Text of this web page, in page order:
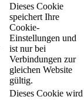
Dieses Cookie
speichert Ihre
Cookie-
Einstellungen und
ist nur bei
Verbindungen zur
gleichen Website
gültig.
Dieses Cookie wird